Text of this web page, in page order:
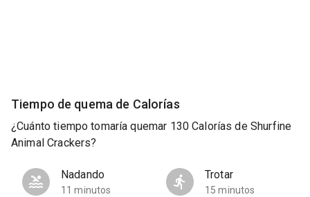
Tiempo de quema de Calorías
¿Cuánto tiempo tomaría quemar 130 Calorías de Shurfine
Animal Crackers?
Nadando
11 minutos
Trotar
15 minutos